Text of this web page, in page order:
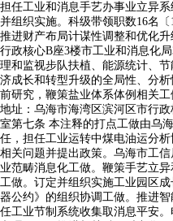
担任工业和消息手艺办事业立异
并组织实施。科级带领职数16名
推进财产布局计谋性调整和优化
行政核心B座3楼市工业和消息化
理和监视步队扶植、能源统计、
济成长和转型升级的全局性、分
前研究，鞭策盐业体系体例相关
地址：乌海市海湾区滨河区市行
室第七条 本注释的打点工做由乌
任，担任工业运转中煤电油运分
相关问题并提出政策。乌海市工
业范畴消息化工做。鞭策手艺立
工做。订定并组织实施工业园区
器公约》的组织协调工做。推进
任工业节制系统收集取消息平安